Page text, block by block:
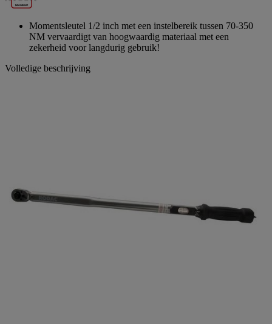
Momentsleutel 1/2 inch met een instelbereik tussen 70-350
NM vervaardigt van hoogwaardig materiaal met een
zekerheid voor langdurig gebruik!
Volledige beschrijving